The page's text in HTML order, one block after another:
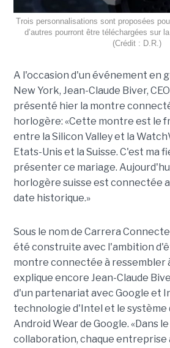
Trois personnalisations sont proposées
d’autres pourront être téléchargées sur
(Crédit : D.R.)
A l'occasion d'un événement en
New York, Jean-Claude Biver,
présenté hier la montre
horlogère: «Cette montre est le
entre la Silicon Valley et la
Etats-Unis et la Suisse. C'est ma
présenter ce mariage.
horlogère suisse est connectée
date historique.»
Sous le nom de Carrera
été construite avec l'ambition
montre connectée à ressembler
explique encore Jean-Claude
d'un partenariat avec Google et
technologie d'Intel et le
Android Wear de Google. «Dans
collaboration, chaque entreprise